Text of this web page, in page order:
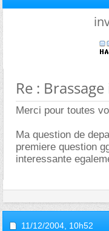
Re :
Merci pour toutes
Ma question de
premiere question
interessante
11/12/2004, 10h52